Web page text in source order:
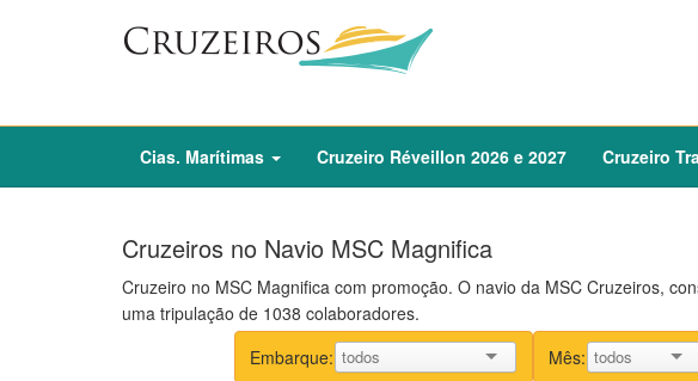
Cias. Marítimas Cruzeiro Réveillon 2026 e 2027 Cruzeiro
Cruzeiros no Navio MSC Magnifica
Cruzeiro no MSC Magnifica com promoção. O navio da MSC Cruzeiros,
uma tripulação de 1038 colaboradores.
Embarque:
Mês: